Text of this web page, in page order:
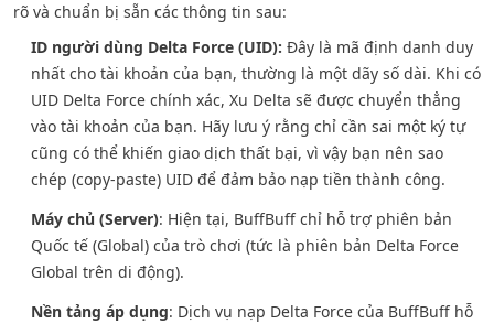
rõ và chuẩn bị sẵn các thông tin sau:
ID người dùng Delta Force (UID): Đây là mã định danh duy
nhất cho tài khoản của bạn, thường là một dãy số dài. Khi có
UID Delta Force chính xác, Xu Delta sẽ được chuyển thẳng
vào tài khoản của bạn. Hãy lưu ý rằng chỉ cần sai một ký tự
cũng có thể khiến giao dịch thất bại, vì vậy bạn nên sao
chép (copy-paste) UID để đảm bảo nạp tiền thành công.
Máy chủ (Server): Hiện tại, BuffBuff chỉ hỗ trợ phiên bản
Quốc tế (Global) của trò chơi (tức là phiên bản Delta Force
Global trên di động).
Nền tảng áp dụng: Dịch vụ nạp Delta Force của BuffBuff hỗ